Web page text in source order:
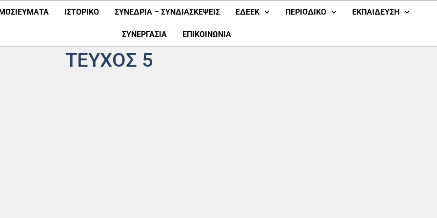
ΙΣΤΟΡΙΚΟ ΣΥΝΕΔΡΙΑ – ΣΥΝΔΙΑΣΚΕΨΕΙΣ ΕΔΕΕΚ ΠΕΡΙΟΔΙΚΟ ΕΚΠΑΙΔΕΥΣΗ
ΣΥΝΕΡΓΑΣΊΑ ΕΠΙΚΟΙΝΩΝΙΑ
ΤΕΎΧΟΣ 5